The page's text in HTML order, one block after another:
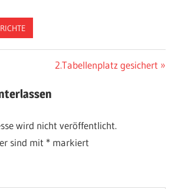
Nächster
2.Tabellenplatz gesichert
wird nicht veröffentlicht.
sind mit * markiert